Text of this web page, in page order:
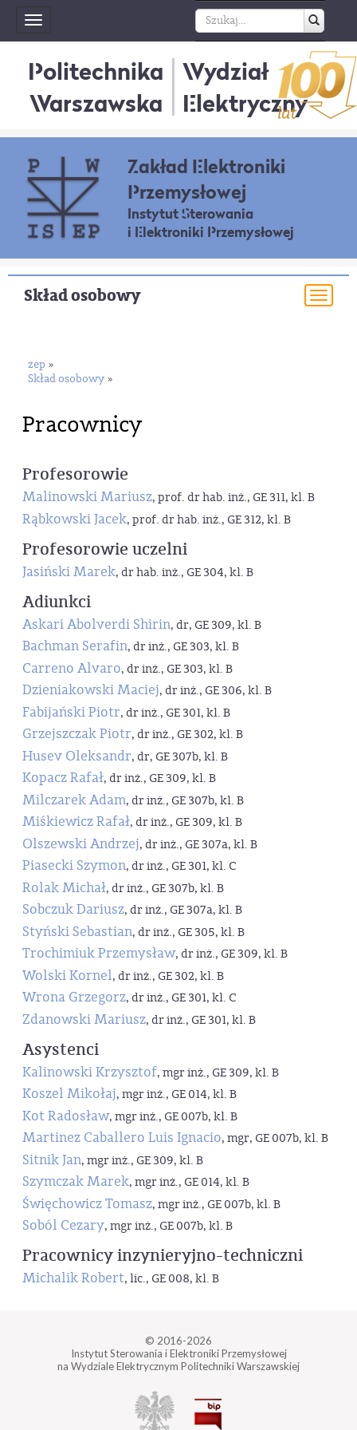
Toggle
navigation
Politechnika
Warszawska
Wydział
Elektryczny
Zakład Elektroniki
Przemysłowej
Instytut Sterowania
i Elektroniki Przemysłowej
Skład osobowy
zep »
Skład osobowy »
Pracownicy
Profesorowie
Malinowski Mariusz, prof. dr hab. inż., GE 311, kl. B
Rąbkowski Jacek, prof. dr hab. inż., GE 312, kl. B
Profesorowie uczelni
Jasiński Marek, dr hab. inż., GE 304, kl. B
Adiunkci
Askari Abolverdi Shirin, dr, GE 309, kl. B
Bachman Serafin, dr inż., GE 303, kl. B
Carreno Alvaro, dr inż., GE 303, kl. B
Dzieniakowski Maciej, dr inż., GE 306, kl. B
Fabijański Piotr, dr inż., GE 301, kl. B
Grzejszczak Piotr, dr inż., GE 302, kl. B
Husev Oleksandr, dr, GE 307b, kl. B
Kopacz Rafał, dr inż., GE 309, kl. B
Milczarek Adam, dr inż., GE 307b, kl. B
Miśkiewicz Rafał, dr inż., GE 309, kl. B
Olszewski Andrzej, dr inż., GE 307a, kl. B
Piasecki Szymon, dr inż., GE 301, kl. C
Rolak Michał, dr inż., GE 307b, kl. B
Sobczuk Dariusz, dr inż., GE 307a, kl. B
Styński Sebastian, dr inż., GE 305, kl. B
Trochimiuk Przemysław, dr inż., GE 309, kl. B
Wolski Kornel, dr inż., GE 302, kl. B
Wrona Grzegorz, dr inż., GE 301, kl. C
Zdanowski Mariusz, dr inż., GE 301, kl. B
Asystenci
Kalinowski Krzysztof, mgr inż., GE 309, kl. B
Koszel Mikołaj, mgr inż., GE 014, kl. B
Kot Radosław, mgr inż., GE 007b, kl. B
Martinez Caballero Luis Ignacio, mgr, GE 007b, kl. B
Sitnik Jan, mgr inż., GE 309, kl. B
Szymczak Marek, mgr inż., GE 014, kl. B
Święchowicz Tomasz, mgr inż., GE 007b, kl. B
Soból Cezary, mgr inż., GE 007b, kl. B
Pracownicy inzynieryjno-techniczni
Michalik Robert, lic., GE 008, kl. B
© 2016-2026
Instytut Sterowania i Elektroniki Przemysłowej
na Wydziale Elektrycznym Politechniki Warszawskiej